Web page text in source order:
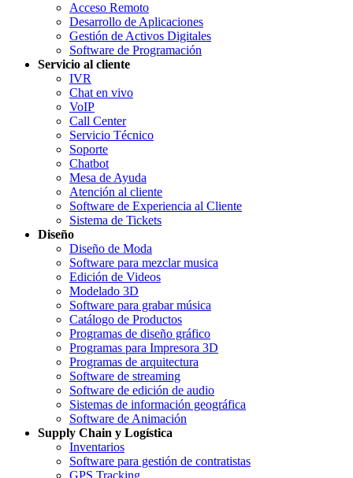
Acceso Remoto
Desarrollo de Aplicaciones
Gestión de Activos Digitales
Software de Programación
Servicio al cliente
IVR
Chat en vivo
VoIP
Call Center
Servicio Técnico
Soporte
Chatbot
Mesa de Ayuda
Atención al cliente
Software de Experiencia al Cliente
Sistema de Tickets
Diseño
Diseño de Moda
Software para mezclar musica
Edición de Videos
Modelado 3D
Software para grabar música
Catálogo de Productos
Programas de diseño gráfico
Programas para Impresora 3D
Programas de arquitectura
Software de streaming
Software de edición de audio
Sistemas de información geográfica
Software de Animación
Supply Chain y Logística
Inventarios
Software para gestión de contratistas
GPS Tracking